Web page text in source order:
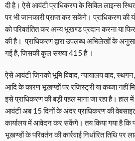
दी है। ऐसे आवंटी प्राधिकरण के सिविल लाइन्स
पर भी जानकारी प्राप्त कर सकेंगे। प्राधिकरण
को परिवर्ततित कर अन्य भूखण्ड प्रदान करना या
की है। प्राधिकरण द्वारा उपलब्ध अभिलेखों के
गई है, जिसकी कुल संख्या 415 है ।
ऐसे आवंटी जिनको भूमि विवाद, न्यायालय वाद,
आदि के कारण भूखण्डों पर रजिस्ट्री या कब्जा नहीं
इसे प्राधिकरण की बड़ी पहल माना जा रहा है। हाल
आवंटी अब 15 दिनों के अंदर प्राधिकरण की
कार्यालय में आवेदन कर सकेंगे। तय किया गया है कि
भूखण्डों के परिवर्तन की कार्रवाई निर्धारित तिथि पर